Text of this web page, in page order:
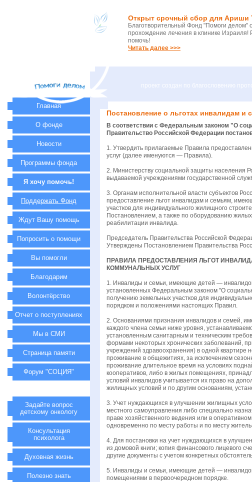
Открыт срочный сбор для Ариши
Благотворительный Фонд "Помоги делом"
прохождение лечения в клинике Израиля!
помочь!
Читать далее >>>
проект создан по благословению
Постановление о льготах инвалидам
В соответствии с Федеральным законом "О
Правительство Российской Федерации
1. Утвердить прилагаемые Правила
услуг (далее именуются — Правила).
2. Министерству социальной защиты населения
выдаваемой учреждениями государственной
3. Органам исполнительной власти субъектов
предоставление льгот инвалидам и семьям,
участков для индивидуального жилищного
Постановлением, а также по оборудованию
реабилитации инвалида.
Председатель Правительства Российской
Утверждены Постановлением Правительства
ПРАВИЛА ПРЕДОСТАВЛЕНИЯ ЛЬГОТ
КОММУНАЛЬНЫХ УСЛУГ
1. Инвалиды и семьи, имеющие детей —
установленных Федеральным законом "О
получению земельных участков для
порядком и положениями настоящих Правил.
2. Основаниями признания инвалидов и семей,
каждого члена семьи ниже уровня,
установленным санитарным и техническим
формами некоторых хронических заболеваний,
учреждений здравоохранения) в одной
проживание в общежитиях, за исключением
проживание длительное время на условиях
кооперативов, либо в жилых помещениях,
условий инвалидов учитывается их право на
жилищных условий и по другим основаниям,
3. Учет нуждающихся в улучшении жилищных
местного самоуправления либо специально
праве хозяйственного ведения или в
одновременно по месту работы и по месту
4. Для постановки на учет нуждающихся в
из домовой книги; копия финансового лицевого
другие документы с учетом конкретных
5. Инвалиды и семьи, имеющие детей —
помещениями в первоочередном порядке.
Главная
О фонде
Новости
Программы фонда
Я хочу помочь!
Поддержать Фонд
Ждут Вашу помощь
Попросить о помощи
Вы помогли
Благодарим
Волонтёрство
Отчет о поступлениях
Мы в СМИ
Страница памяти
Форум "СОЦИЯ"
Задайте вопрос
детскому онкологу
Консультация
психолога
Духовная жизнь
Полезно знать